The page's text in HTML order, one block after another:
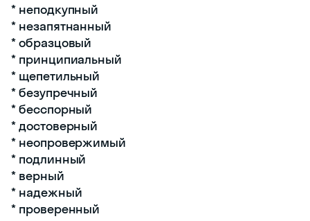
* неподкупный
* незапятнанный
* образцовый
* принципиальный
* щепетильный
* безупречный
* бесспорный
* достоверный
* неопровержимый
* подлинный
* верный
* надежный
* проверенный